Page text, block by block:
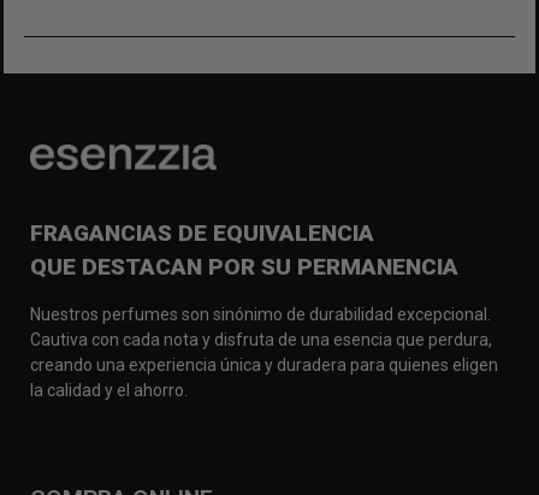
FRAGANCIAS DE EQUIVALENCIA
QUE DESTACAN POR SU PERMANENCIA
Nuestros perfumes son sinónimo de durabilidad excepcional.
Cautiva con cada nota y disfruta de una esencia que perdura,
creando una experiencia única y duradera para quienes eligen
la calidad y el ahorro.